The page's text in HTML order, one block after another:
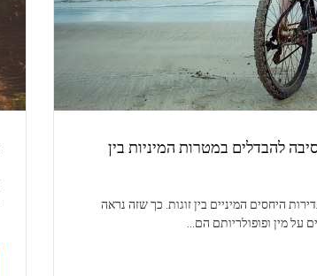
להבדלים במטרות המיניות בין
היחסים המיניים בין זוגות. כך שזה נראה
מין ופופולריותם הם…